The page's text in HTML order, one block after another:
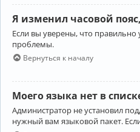
Я изменил часовой
Если вы уверены, что правильно
проблемы.
Вернуться к началу
Моего языка нет в
Администратор не установил
нужный вам языковой пакет.